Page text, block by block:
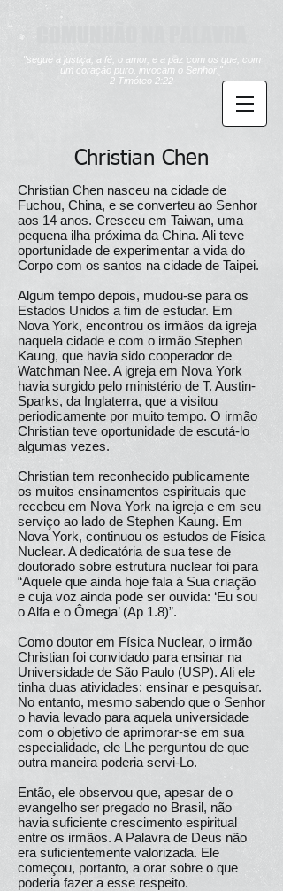
"segue a justiça, a fé, o amor, e a paz com os que, com
um coração puro, invocam o Senhor."
2 Timóteo 2:22
Christian Chen
Christian Chen nasceu na cidade de
Fuchou, China, e se converteu ao Senhor
aos 14 anos. Cresceu em Taiwan, uma
pequena ilha próxima da China. Ali teve
oportunidade de experimentar a vida do
Corpo com os santos na cidade de Taipei.
Algum tempo depois, mudou-se para os
Estados Unidos a fim de estudar. Em
Nova York, encontrou os irmãos da igreja
naquela cidade e com o irmão Stephen
Kaung, que havia sido cooperador de
Watchman Nee. A igreja em Nova York
havia surgido pelo ministério de T. Austin-
Sparks, da Inglaterra, que a visitou
periodicamente por muito tempo. O irmão
Christian teve oportunidade de escutá-lo
algumas vezes.
Christian tem reconhecido publicamente
os muitos ensinamentos espirituais que
recebeu em Nova York na igreja e em seu
serviço ao lado de Stephen Kaung. Em
Nova York, continuou os estudos de Física
Nuclear. A dedicatória de sua tese de
doutorado sobre estrutura nuclear foi para
“Aquele que ainda hoje fala à Sua criação
e cuja voz ainda pode ser ouvida: ‘Eu sou
o Alfa e o Ômega’ (Ap 1.8)”.
Como doutor em Física Nuclear, o irmão
Christian foi convidado para ensinar na
Universidade de São Paulo (USP). Ali ele
tinha duas atividades: ensinar e pesquisar.
No entanto, mesmo sabendo que o Senhor
o havia levado para aquela universidade
com o objetivo de aprimorar-se em sua
especialidade, ele Lhe perguntou de que
outra maneira poderia servi-Lo.
Então, ele observou que, apesar de o
evangelho ser pregado no Brasil, não
havia suficiente crescimento espiritual
entre os irmãos. A Palavra de Deus não
era suficientemente valorizada. Ele
começou, portanto, a orar sobre o que
poderia fazer a esse respeito.